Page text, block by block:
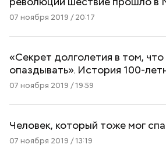
07 ноября 2019 / 20:17
«Секрет долголетия в том,
опаздывать». История 100-
07 ноября 2019 / 19:59
Человек, который тоже мог
07 ноября 2019 / 13:19